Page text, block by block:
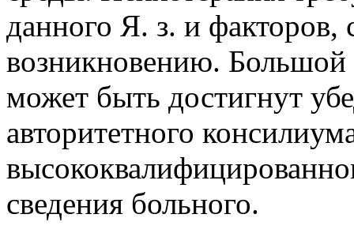
данного Я. з. и факторов,
возникновению. Большой
может быть достигнут
авторитетного
сведения больного.